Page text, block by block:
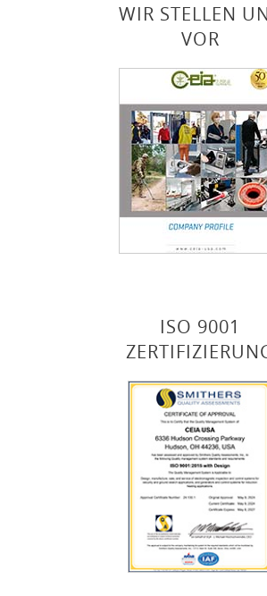
WIR STELLEN
VOR
ISO 9001